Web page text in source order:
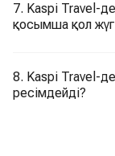
7. Kaspi Travel-
қосымша қол
8. Kaspi Travel-де ұшақ
ресімдейді?